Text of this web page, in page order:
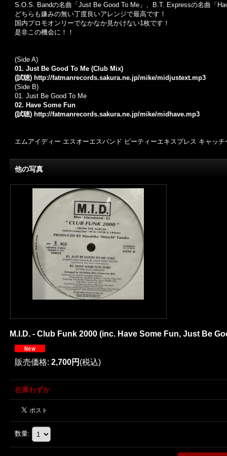
S.O.S. Bandの名曲「Just Be Good To Me」、B.T. Expressの名曲「
どちらも嫌みの無い丁度良いアレンジで最高です！
国内プロモオンリーでなかなか見かけない1枚です！
是非この機会に！！
(Side A)
01. Just Be Good To Me (Club Mix)
(試聴) http://fatmanrecords.sakura.ne.jp/mike/midjustext.mp3
(Side B)
01. Just Be Good To Me
02. Have Some Fun
(試聴) http://fatmanrecords.sakura.ne.jp/mike/midhave.mp3
エムアイディー エスオーエスバンド ビーティーエキスプレス キャッ
他の写真
M.I.D. - Club Funk 2000 (inc. Have Some Fun, Just Be
販売価格: 2,700円 (税込)
在庫わずか
数量: